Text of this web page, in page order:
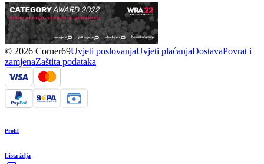
© 2026 Corner69Uvjeti poslovanjaUvjeti plaćanjaDostavaPovrat i
zamjenaZaštita podataka
Profil
Lista želja